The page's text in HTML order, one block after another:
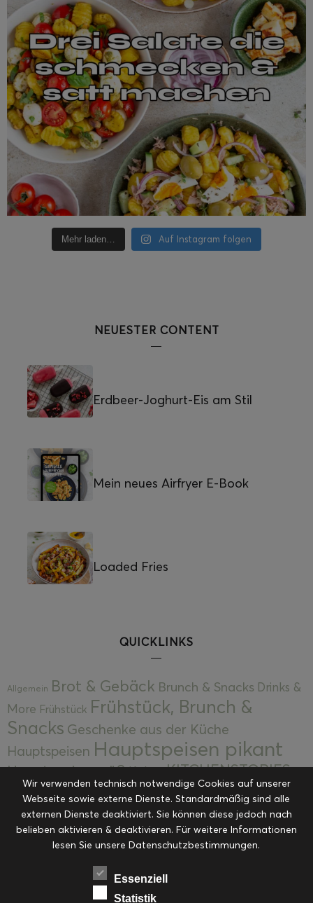
Mehr laden… Auf Instagram folgen
NEUESTER CONTENT
Erdbeer-Joghurt-Eis am Stil
Mein neues Airfryer E-Book
Loaded Fries
QUICKLINKS
Allgemein Brot & Gebäck Brunch & Snacks Drinks &
More Frühstück Frühstück, Brunch &
Snacks Geschenke aus der Küche
Hauptspeisen Hauptspeisen pikant
Hauptspeisen süßKekseKITCHENSTORIES
Kuchen, Torten & Desserts Kuchen und
Desserts Kulinarik Kulinarische Mitbringsel &
Eingemachtes Ohne Kategorie Ostern Resteküche
RezepteSaisonalSliderStartseite
Suppen, Salate & Vorspeisen
Vorspeisen, Salate & Suppen
Wir verwenden technisch notwendige Cookies auf unserer
Webseite sowie externe Dienste. Standardmäßig sind alle
externen Dienste deaktiviert. Sie können diese jedoch nach
belieben aktivieren & deaktivieren. Für weitere Informationen
lesen Sie unsere Datenschutzbestimmungen.
Essenziell
Statistik